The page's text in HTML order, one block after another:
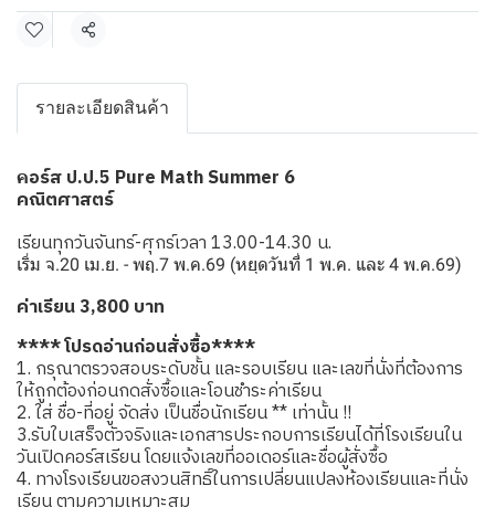
แชร์
รายละเอียดสินค้า
คอร์ส ป.ป.5 Pure Math Summer 6
คณิตศาสตร์
เรียนทุกวันจันทร์-ศุกร์เวลา 13.00-14.30 น.
เริ่ม จ.20 เม.ย. - พฤ.7 พ.ค.69 (หยุดวันที่ 1 พ.ค. และ 4 พ.ค.69)
ค่าเรียน 3,800 บาท
**** โปรดอ่านก่อนสั่งซื้อ****
1. กรุณาตรวจสอบระดับชั้น และรอบเรียน และเลขที่นั่งที่ต้องการ
ให้ถูกต้องก่อนกดสั่งซื้อและโอนชำระค่าเรียน
2. ใส่ ชื่อ-ที่อยู่ จัดส่ง เป็นชื่อนักเรียน ** เท่านั้น !!
3.รับใบเสร็จตัวจริงและเอกสารประกอบการเรียนได้ที่โรงเรียนใน
วันเปิดคอร์สเรียน โดยแจ้งเลขที่ออเดอร์และชื่อผู้สั่งซื้อ
4. ทางโรงเรียนขอสงวนสิทธิ์ในการเปลี่ยนแปลงห้องเรียนและที่นั่ง
เรียน ตามความเหมาะสม